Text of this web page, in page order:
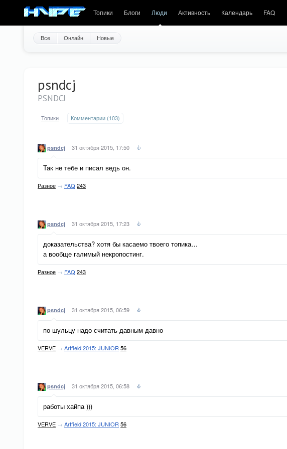
Топики Блоги Люди Активность Календарь FAQ
Все Онлайн Новые
psndcj
PSNDCJ
Топики Комментарии (103)
psndcj 31 октября 2015, 17:50
Так не тебе и писал ведь он.
Разное → FAQ 243
psndcj 31 октября 2015, 17:23
доказательства? хотя бы касаемо твоего топика…
а вообще галимый некропостинг.
Разное → FAQ 243
psndcj 31 октября 2015, 06:59
по шульцу надо считать давным давно
VERVE → Artfield 2015: JUNIOR 56
psndcj 31 октября 2015, 06:58
работы хайпа )))
VERVE → Artfield 2015: JUNIOR 56